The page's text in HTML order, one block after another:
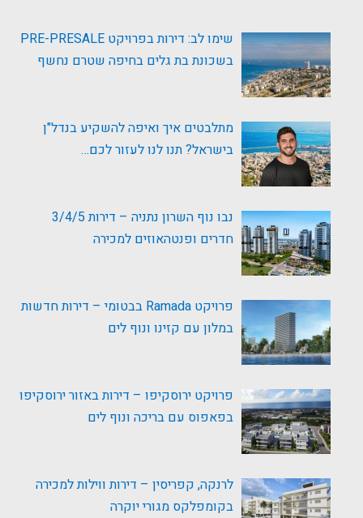
שימו לב: דירות בפרויקט PRE-PRESALE
בשכונת בת גלים בחיפה שטרם נחשף
מתלבטים איך ואיפה להשקיע בנדל"ן
בישראל? תנו לנו לעזור לכם…
נבו נוף השרון נתניה – דירות 3/4/5
חדרים ופנטהאוזים למכירה
פרויקט Ramada בבטומי – דירות חדשות
במלון עם קזינו ונוף לים
פרויקט ירוסקיפו – דירות באזור ירוסקיפו
בפאפוס עם בריכה ונוף לים
לרנקה, קפריסין – דירות ווילות למכירה
בקומפלקס מגורי יוקרה